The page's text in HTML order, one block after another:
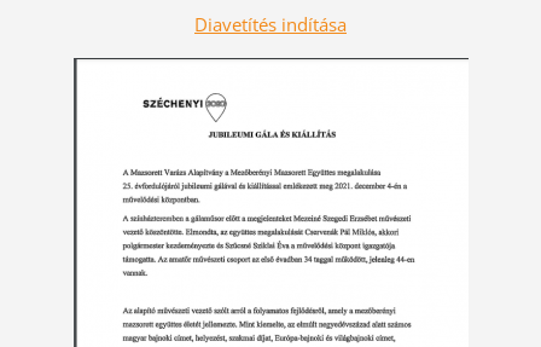
Diavetítés indítása